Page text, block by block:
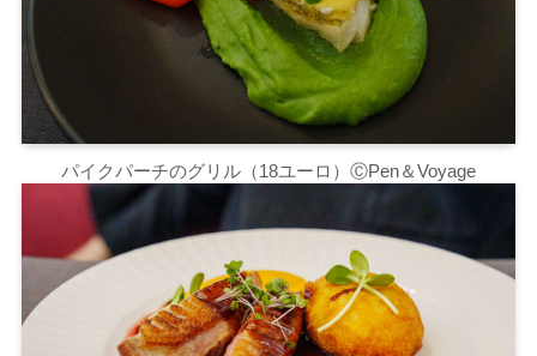
パイクパーチのグリル（18ユーロ）ⒸPen＆Voyage